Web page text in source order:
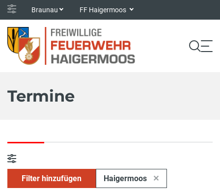
Braunau FF Haigermoos
Termine
Filter hinzufügen
Haigermoos